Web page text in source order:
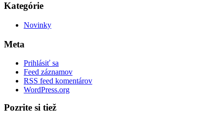
Kategórie
Novinky
Meta
Prihlásiť sa
Feed záznamov
RSS feed komentárov
WordPress.org
Pozrite si tiež